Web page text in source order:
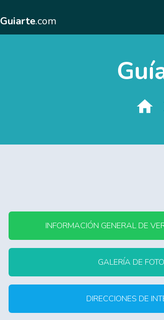
Guiarte.com
INFORMACIÓN GENERAL DE
GALERÍA DE
DIRECCIONES DE